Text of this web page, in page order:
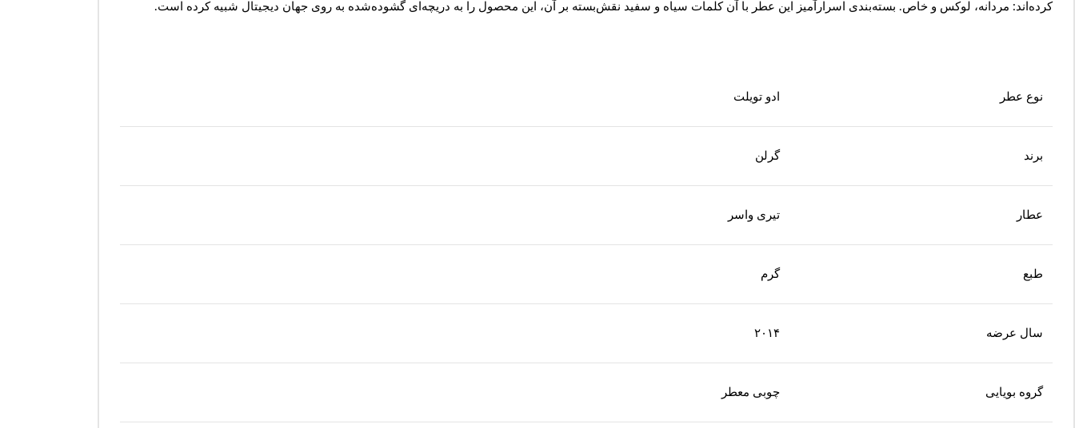
کرده‌اند: مردانه، لوکس و خاص. بسته‌بندی اسرارآمیز این عطر با آن کلمات سیاه و سفید نقش‌بسته بر آن، این محصول را به دریچه‌ای گشوده‌شده به روی جهان دیجیتال شبیه کرده است.
نوع عطر ادو تویلت
برند گرلن
عطار تیری واسر
طبع گرم
سال عرضه ۲۰۱۴
گروه بویایی چوبی معطر